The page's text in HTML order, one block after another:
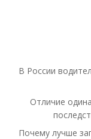
В России
Отличие
Почему лучше